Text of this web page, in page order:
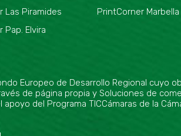
Las Piramides
PrintCorner Marbella
Pap. Elvira
Europeo de Desarrollo Regional
de página propia y Soluciones de
del Programa TICCámaras de la